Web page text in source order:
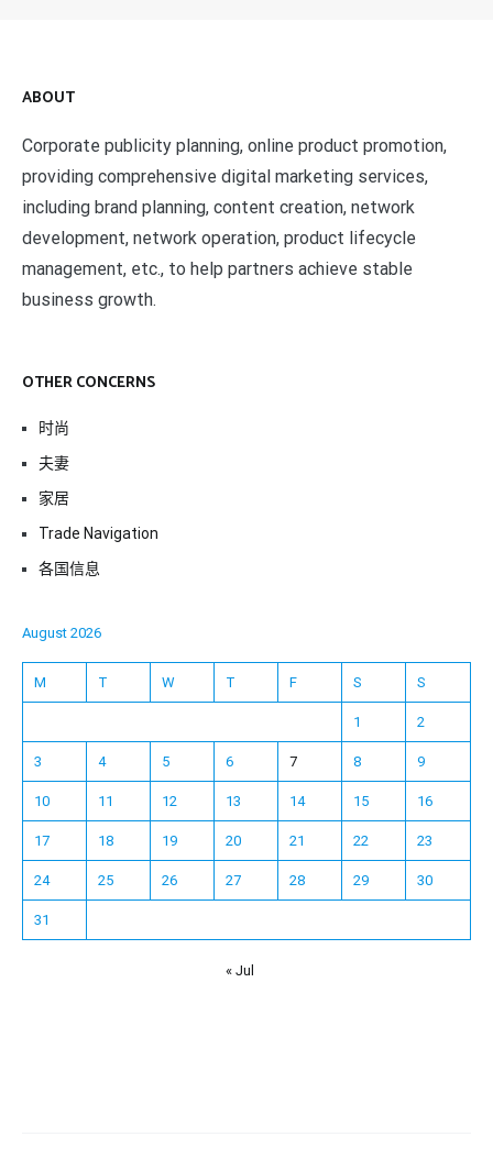
ABOUT
Corporate publicity planning, online product promotion,
providing comprehensive digital marketing services,
including brand planning, content creation, network
development, network operation, product lifecycle
management, etc., to help partners achieve stable
business growth.
OTHER CONCERNS
时尚
夫妻
家居
Trade Navigation
各国信息
August 2026
M T W T F S S
1 2
3 4 5 6 7 8 9
10 11 12 13 14 15 16
17 18 19 20 21 22 23
24 25 26 27 28 29 30
31
« Jul